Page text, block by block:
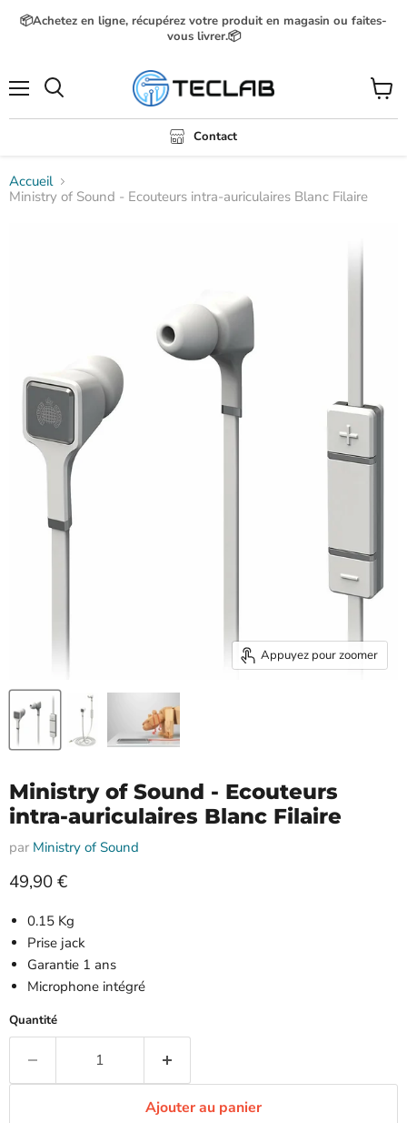
📦Achetez en ligne, récupérez votre produit en magasin ou faites-
vous livrer.📦
Contact
Voir
le
Accueil
Ministry of Sound - Ecouteurs intra-auriculaires Blanc Filaire
Appuyez pour zoomer
Ministry of Sound - Ecouteurs
intra-auriculaires Blanc Filaire
par Ministry of Sound
Prix actuel
49,90 €
0.15 Kg
Prise jack
Garantie 1 ans
Microphone intégré
Quantité
Ajouter au panier